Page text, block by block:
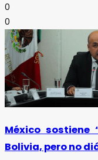
0
0
México sostiene
Bolivia, pero no